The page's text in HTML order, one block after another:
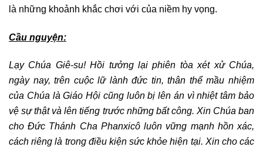
là những khoảnh khắc chơi với của niềm hy vọng.
Cầu nguyện:
Lạy Chúa Giê-su! Hồi tưởng lại phiên tòa xét xử Chúa,
ngày nay, trên cuộc lữ lành đức tin,thân thể mầu nhiệm
của Chúa là Giáo Hội cũng luôn bị lên án vì nhiệt tâm bảo
vệ sự thật và lên tiếng trước những bất công. Xin Chúa ban
cho Đức Thánh Cha Phanxicôluôn vững mạnh hồn xác,
cách riêng là trong điều kiện sức khỏe hiện tại. Xin cho các